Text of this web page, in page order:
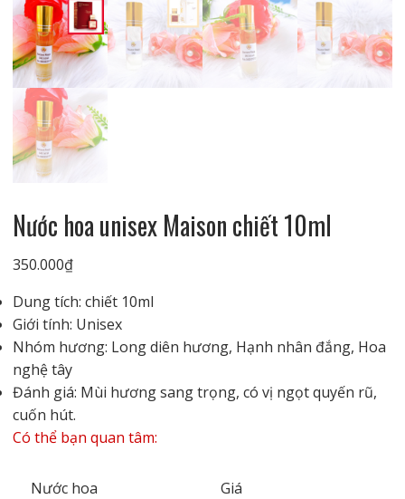
Nước hoa unisex Maison chiết 10ml
350.000₫
Dung tích: chiết 10ml
Giới tính: Unisex
Nhóm hương: Long diên hương, Hạnh nhân đắng, Hoa
nghệ tây
Đánh giá: Mùi hương sang trọng, có vị ngọt quyến rũ,
cuốn hút.
Có thể bạn quan tâm:
Nước hoa Giá